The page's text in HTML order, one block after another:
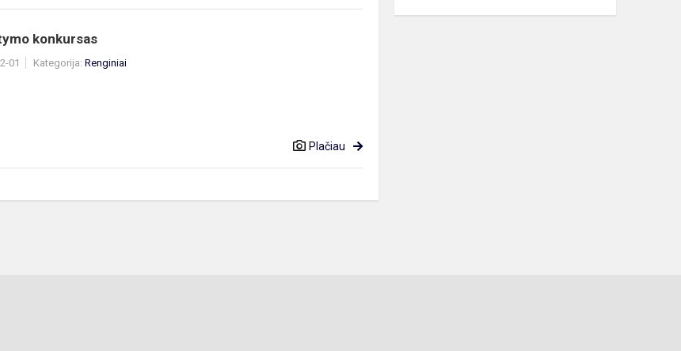
konkursas
01 Kategorija: Renginiai
Plačiau